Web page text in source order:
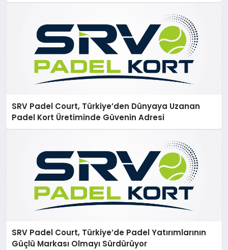
SRV Padel Court, Türkiye’den Dünyaya Uzanan
Padel Kort Üretiminde Güvenin Adresi
SRV Padel Court, Türkiye’de Padel Yatırımlarının
Güçlü Markası Olmayı Sürdürüyor